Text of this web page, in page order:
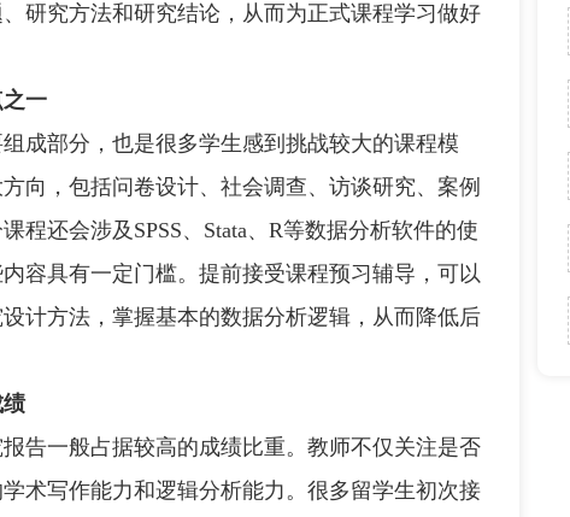
研究方法和研究结论，从而为正式课程学习做好
一
部分，也是很多学生感到挑战较大的课程模
向，包括问卷设计、社会调查、访谈研究、案例
程还会涉及SPSS、Stata、R等数据分析软件的使
容具有一定门槛。提前接受课程预习辅导，可以
计方法，掌握基本的数据分析逻辑，从而降低后
一般占据较高的成绩比重。教师不仅关注是否
术写作能力和逻辑分析能力。很多留学生初次接